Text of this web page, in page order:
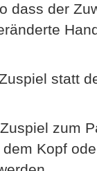
dass der
statt
zum
Kopf